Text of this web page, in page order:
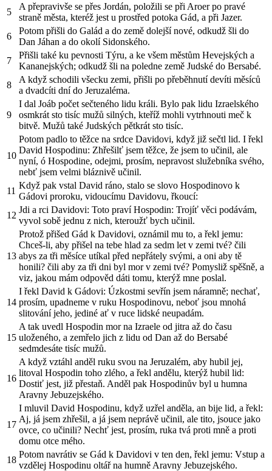
5
A přepravivše se přes Jordán, položili se při Aroer po pravé
straně města, kteréž jest u prostřed potoka Gád, a při Jazer.
6
Potom přišli do Galád a do země dolejší nové, odkudž šli do
Dan Jáhan a do okolí Sidonského.
7
Přišli také ku pevnosti Týru, a ke všem městům Hevejských a
Kananejských; odkudž šli na poledne země Judské do Bersabé.
8
A když schodili všecku zemi, přišli po přeběhnutí devíti měsíců
a dvadcíti dní do Jeruzaléma.
9
I dal Joáb počet sečteného lidu králi. Bylo pak lidu Izraelského
osmkrát sto tisíc mužů silných, kteříž mohli vytrhnouti meč k
bitvě. Mužů také Judských pětkrát sto tisíc.
10
Potom padlo to těžce na srdce Davidovi, když již sečtl lid. I řekl
David Hospodinu: Zhřešilť jsem těžce, že jsem to učinil, ale
nyní, ó Hospodine, odejmi, prosím, nepravost služebníka svého,
nebť jsem velmi bláznivě učinil.
11
Když pak vstal David ráno, stalo se slovo Hospodinovo k
Gádovi proroku, vidoucímu Davidovu, řkoucí:
12
Jdi a rci Davidovi: Toto praví Hospodin: Trojíť věci podávám,
vyvol sobě jednu z nich, kteroužť bych učinil.
13
Protož přišed Gád k Davidovi, oznámil mu to, a řekl jemu:
Chceš-li, aby přišel na tebe hlad za sedm let v zemi tvé? čili
abys za tři měsíce utíkal před nepřátely svými, a oni aby tě
honili? čili aby za tři dni byl mor v zemi tvé? Pomysliž spěšně, a
viz, jakou mám odpověd dáti tomu, kterýž mne poslal.
14
I řekl David k Gádovi: Úzkostmi sevřín jsem náramně; nechať,
prosím, upadneme v ruku Hospodinovu, neboť jsou mnohá
slitování jeho, jediné ať v ruce lidské neupadám.
15
A tak uvedl Hospodin mor na Izraele od jitra až do času
uloženého, a zemřelo jich z lidu od Dan až do Bersabé
sedmdesáte tisíc mužů.
16
A když vztáhl anděl ruku svou na Jeruzalém, aby hubil jej,
litoval Hospodin toho zlého, a řekl andělu, kterýž hubil lid:
Dostiť jest, již přestaň. Anděl pak Hospodinův byl u humna
Aravny Jebuzejského.
17
I mluvil David Hospodinu, když uzřel anděla, an bije lid, a řekl:
Aj, já jsem zhřešil, a já jsem neprávě učinil, ale tito, jsouce jako
ovce, co učinili? Nechť jest, prosím, ruka tvá proti mně a proti
domu otce mého.
18
Potom navrátiv se Gád k Davidovi v ten den, řekl jemu: Vstup a
vzdělej Hospodinu oltář na humně Aravny Jebuzejského.